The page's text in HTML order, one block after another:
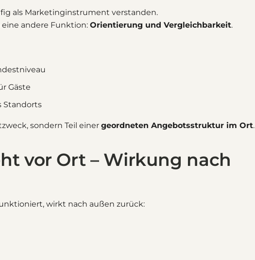
als Marketinginstrument verstanden.
andere Funktion: Orientierung und Vergleichbarkeit.
Gäste
Standorts
sondern Teil einer geordneten Angebotsstruktur im Ort.
vor Ort – Wirkung nach
wirkt nach außen zurück: